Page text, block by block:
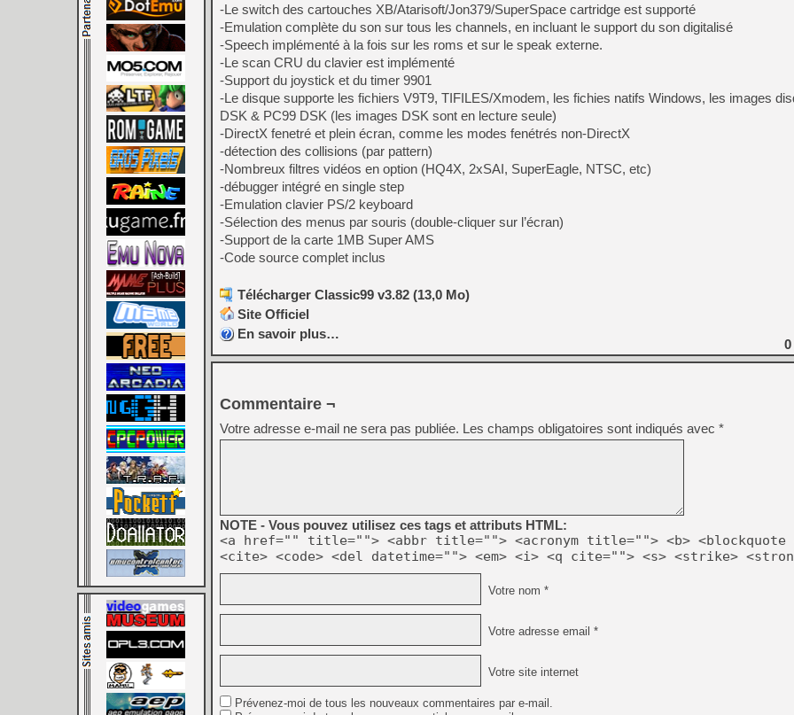
[GK] Oubliez Crazy Taxi,
[LS] [Switch] NSZ 5.0.0
[GK] No More Room in
[GK] Un chatbot Atelier
[GK] Mémoire cash -
[GK] Nvidia : le prix des
[GK] Suikoden Star Leap
[Mo5] La mini borne
-Le switch des cartouches XB/Atarisoft/Jon379/SuperSpace cartridge est supporté
-Emulation complète du son sur tous les channels, en incluant le support du son digitalisé
-Speech implémenté à la fois sur les roms et sur le speak externe.
-Le scan CRU du clavier est implémenté
-Support du joystick et du timer 9901
-Le disque supporte les fichiers V9T9, TIFILES/Xmodem, les fichies natifs Windows, les images
DSK & PC99 DSK (les images DSK sont en lecture seule)
-DirectX fenetré et plein écran, comme les modes fenétrés non-DirectX
-détection des collisions (par pattern)
-Nombreux filtres vidéos en option (HQ4X, 2xSAI, SuperEagle, NTSC, etc)
-débugger intégré en single step
-Emulation clavier PS/2 keyboard
-Sélection des menus par souris (double-cliquer sur l’écran)
-Support de la carte 1MB Super AMS
-Code source complet inclus
Télécharger Classic99 v3.82 (13,0 Mo)
Site Officiel
En savoir plus…
0
Commentaire ¬
Votre adresse e-mail ne sera pas publiée. Les champs obligatoires sont indiqués avec *
NOTE - Vous pouvez utilisez ces tags et attributs HTML:
<a href="" title=""> <abbr title=""> <acronym title=""> <b> <blockquote
<cite> <code> <del datetime=""> <em> <i> <q cite=""> <s> <strike>
Votre nom *
Votre adresse email *
Votre site internet
Prévenez-moi de tous les nouveaux commentaires par e-mail.